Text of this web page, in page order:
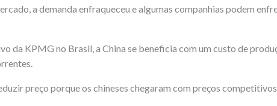
a demanda enfraqueceu e algumas companhias podem
da KPMG no Brasil, a China se beneficia com um custo de
preço porque os chineses chegaram com preços